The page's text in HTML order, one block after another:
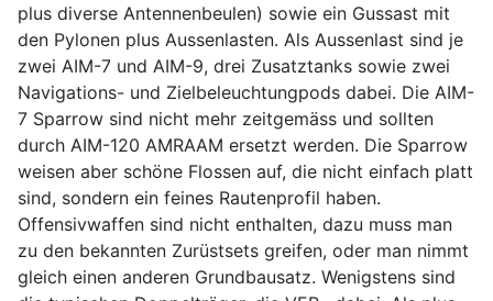
plus diverse Antennenbeulen) sowie ein Gussast mit
den Pylonen plus Aussenlasten. Als Aussenlast sind je
zwei AIM-7 und AIM-9, drei Zusatztanks sowie zwei
Navigations- und Zielbeleuchtungpods dabei. Die AIM-
7 Sparrow sind nicht mehr zeitgemäss und sollten
durch AIM-120 AMRAAM ersetzt werden. Die Sparrow
weisen aber schöne Flossen auf, die nicht einfach platt
sind, sondern ein feines Rautenprofil haben.
Offensivwaffen sind nicht enthalten, dazu muss man
zu den bekannten Zurüstsets greifen, oder man nimmt
gleich einen anderen Grundbausatz. Wenigstens sind